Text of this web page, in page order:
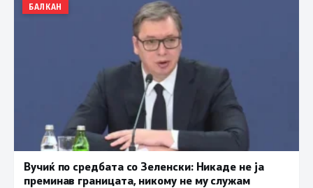
БАЛКАН
Вучиќ по средбата со Зеленски: Никаде не ја
преминав границата, никому не му служам